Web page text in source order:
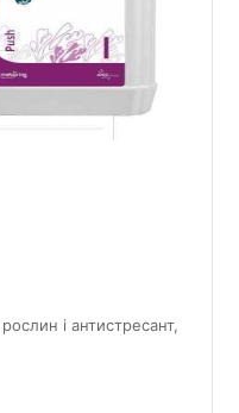
і антистресант,